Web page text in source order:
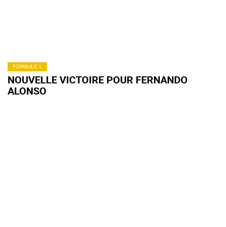
FORMULE 1
NOUVELLE VICTOIRE POUR FERNANDO
ALONSO